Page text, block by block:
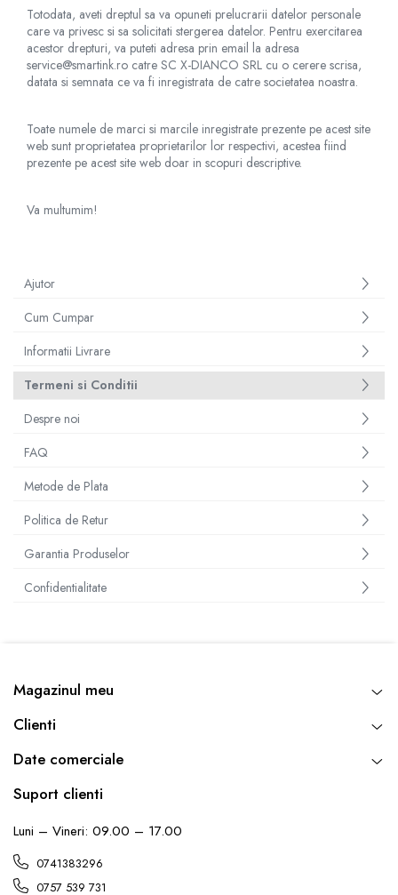
Totodata, aveti dreptul sa va opuneti prelucrarii datelor personale
care va privesc si sa solicitati stergerea datelor. Pentru exercitarea
acestor drepturi, va puteti adresa prin email la adresa
service@smartink.ro catre SC X-DIANCO SRL cu o cerere scrisa,
datata si semnata ce va fi inregistrata de catre societatea noastra.
Toate numele de marci si marcile inregistrate prezente pe acest site
web sunt proprietatea proprietarilor lor respectivi, acestea fiind
prezente pe acest site web doar in scopuri descriptive.
Va multumim!
Ajutor
Cum Cumpar
Informatii Livrare
Termeni si Conditii
Despre noi
FAQ
Metode de Plata
Politica de Retur
Garantia Produselor
Confidentialitate
Magazinul meu
Clienti
Date comerciale
Suport clienti
Luni – Vineri: 09.00 – 17.00
0741383296
0757 539 731